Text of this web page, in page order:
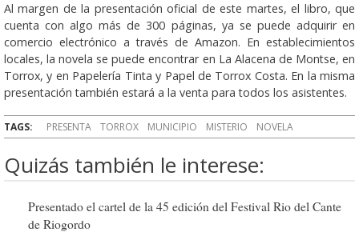
Al margen de la presentación oficial de este martes, el libro, que
cuenta con algo más de 300 páginas, ya se puede adquirir en
comercio electrónico a través de Amazon. En establecimientos
locales, la novela se puede encontrar en La Alacena de Montse, en
Torrox, y en Papelería Tinta y Papel de Torrox Costa. En la misma
presentación también estará a la venta para todos los asistentes.
TAGS: PRESENTA TORROX MUNICIPIO MISTERIO NOVELA
Quizás también le interese:
Presentado el cartel de la 45 edición del Festival Rio del Cante
de Riogordo